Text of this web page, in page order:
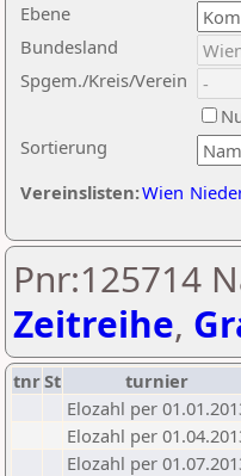
Ebene
Sortierung
Bundesland
Spgem./Kreis/Verein
Vereinslisten:Wien
Pnr:125714
Zeitreihe,
tnrSt turnier
Elozahl per
Elozahl per
Elozahl per